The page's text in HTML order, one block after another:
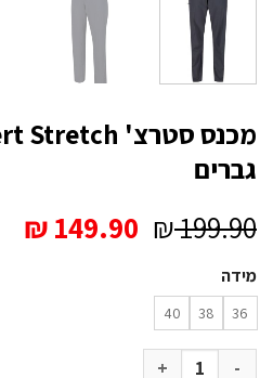
גברים
₪199.90 המחיר ₪149.90
מידה
36
38
40
כמות של מכנס סטרצ' Regatta Xert Stretch אפור גברים